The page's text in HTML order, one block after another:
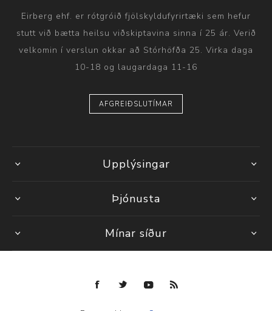
Eirberg ehf. er rótgróið fjölskyldufyrirtæki sem hefur
stutt við bætta heilsu viðskiptavina sinna í 25 ár. Verið
velkomin í verslun okkar að Stórhöfða 25. Virka daga
10-18 og laugardaga 11-16
AFGREIÐSLUTÍMAR
Upplýsingar
Þjónusta
Mínar síður